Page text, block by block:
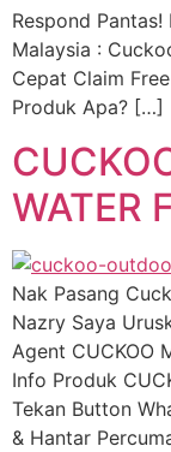
Respond
Malaysia :
Cepat Claim
Produk Apa? […]
WATER
Nak Pasang
Nazry Saya
Agent CUCKOO
Info Produk
Tekan Button
& Hantar